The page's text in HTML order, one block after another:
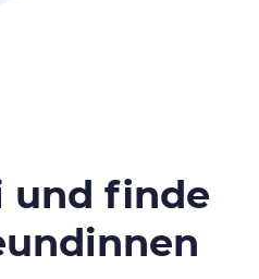
und finde